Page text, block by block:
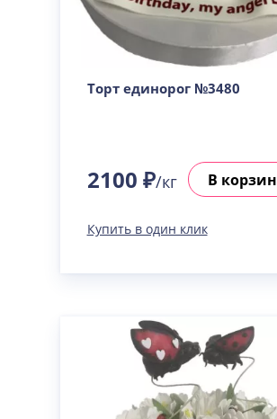
Торт единорог №3480
2100 ₽/кг В
Купить в один клик